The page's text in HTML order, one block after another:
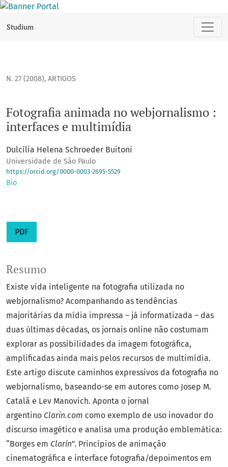
Fotografia animada no webjornalismo : interfaces e
Studium
N. 27 (2008), ARTIGOS
Fotografia animada no webjornalismo :
interfaces e multimídia
Dulcília Helena Schroeder Buitoni
Universidade de São Paulo
https://orcid.org/0000-0003-2695-5529
Bio
PDF
Resumo
Existe vida inteligente na fotografia utilizada no
webjornalismo? Acompanhando as tendências
majoritárias da mídia impressa – já informatizada – das
duas últimas décadas, os jornais online não costumam
explorar as possibilidades da imagem fotográfica,
amplificadas ainda mais pelos recursos de multimídia.
Este artigo discute caminhos expressivos da fotografia no
webjornalismo, baseando-se em autores como Josep M.
Catalã e Lev Manovich. Aponta o jornal
argentino Clarin.com como exemplo de uso inovador do
discurso imagético e analisa uma produção emblemática:
“Borges em Clarín”. Princípios de animação
cinematográfica e interface fotografia/depoimentos em